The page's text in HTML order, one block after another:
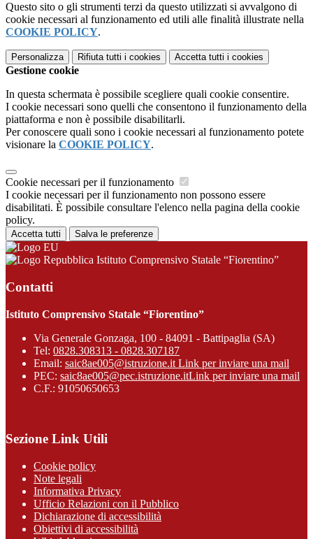
Questo sito o gli strumenti terzi da questo utilizzati si avvalgono di
cookie necessari al funzionamento ed utili alle finalità illustrate nella
COOKIE POLICY.
Personalizza Rifiuta tutti i cookies Accetta tutti i cookies
Gestione cookie
In questa schermata è possibile scegliere quali cookie consentire.
I cookie necessari sono quelli che consentono il funzionamento della
piattaforma e non è possibile disabilitarli.
Per conoscere quali sono i cookie necessari al funzionamento potete
visionare la COOKIE POLICY.
Cookie necessari per il funzionamento
I cookie necessari per il funzionamento non possono essere
disabilitati. È possibile consultare l'elenco nella pagina della cookie
policy.
Accetta tutti Salva le preferenze
Istituto Comprensivo Statale “Fiorentino”
Contatti
Istituto Comprensivo Statale “Fiorentino”
Via Generale Gonzaga, 100 - 84091 - Battipaglia (SA)
Tel: 0828.308313 - 0828.307187
Email: saic8ae005@istruzione.it Link per inviare una mail
PEC: saic8ae005@pec.istruzione.itLink per inviare una mail
C.F.: 91050650653
Sezione Link Utili
Cookie policy
Note legali
Informativa Privacy
Ufficio Relazioni con il Pubblico
Dichiarazione di accessibilità
Obiettivi di accessibilità